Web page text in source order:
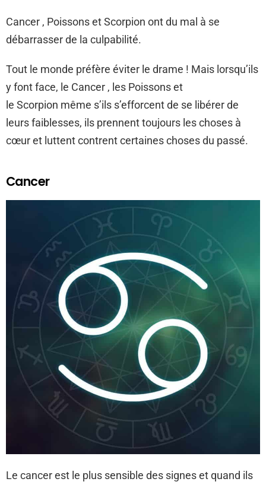
Cancer , Poissons et Scorpion ont du mal à se
débarrasser de la culpabilité.
Tout le monde préfère éviter le drame ! Mais lorsqu’ils
y font face, le Cancer , les Poissons et
le Scorpion même s’ils s’efforcent de se libérer de
leurs faiblesses, ils prennent toujours les choses à
cœur et luttent contrent certaines choses du passé.
Cancer
Le cancer est le plus sensible des signes et quand ils